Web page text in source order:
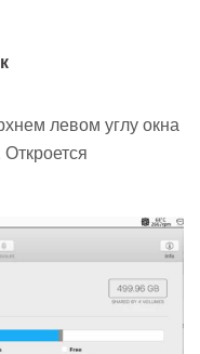
левом углу окна